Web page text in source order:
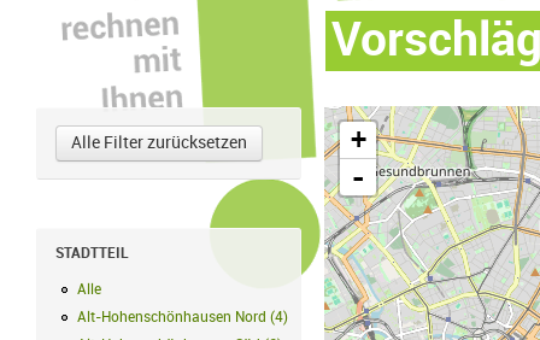
Alle Filter zurücksetzen
STADTTEIL
Alle
Alt-Hohenschönhausen Nord (4) Alt-Hohenschönhausen Nord Filter
+
-